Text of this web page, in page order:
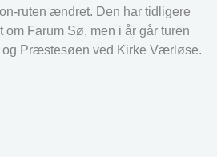
ruten ændret. Den har tidligere
om Farum Sø, men i år går turen
Præstesøen ved Kirke Værløse.